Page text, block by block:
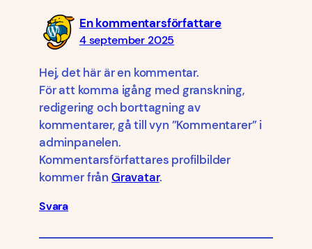
En kommentarsförfattare
4 september 2025
Hej, det här är en kommentar.
För att komma igång med granskning,
redigering och borttagning av
kommentarer, gå till vyn ”Kommentarer” i
adminpanelen.
Kommentarsförfattares profilbilder
kommer från Gravatar.
Svara